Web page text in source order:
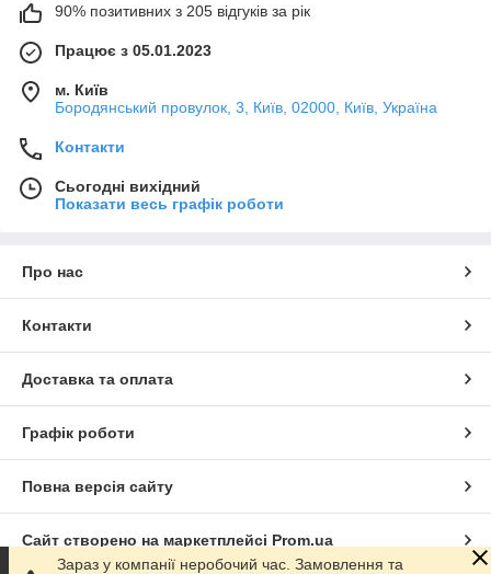
90% позитивних з 205 відгуків за рік
Працює з 05.01.2023
м. Київ
Бородянський провулок, 3, Київ, 02000, Київ, Україна
Контакти
Сьогодні вихідний
Показати весь графік роботи
Про нас
Контакти
Доставка та оплата
Графік роботи
Повна версія сайту
Сайт створено на маркетплейсі Prom.ua
Зараз у компанії неробочий час. Замовлення та